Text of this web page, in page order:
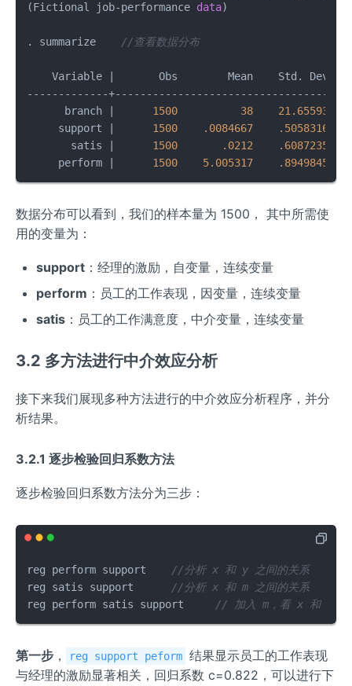
(Fictional job-performance data)
. summarize //查看数据分布
Variable |       Obs        Mean    Std. Dev.
-------------
      branch |
1500 38
21.65593
     support |
1500 .0084667 .5058316
       satis |
1500 .0212 .6087235
     perform |
1500 5.005317 .8949845
数据分布可以看到，我们的样本量为 1500， 其中所需使
用的变量为：
support：经理的激励，自变量，连续变量
perform ：员工的工作表现，因变量，连续变量
satis：员工的工作满意度，中介变量，连续变量
3.2 多方法进行中介效应分析
接下来我们展现多种方法进行的中介效应分析程序，并分
析结果。
3.2.1 逐步检验回归系数方法
逐步检验回归系数方法分为三步：
reg perform support //分析 x 和 y 之间的关系
reg satis support //分析 x 和 m 之间的关系
reg perform satis support // 加入 m，看 x 和 y 之
第一步 ， reg support peform 结果显示员工的工作表现
与经理的激励显著相关，回归系数 c=0.822，可以进行下